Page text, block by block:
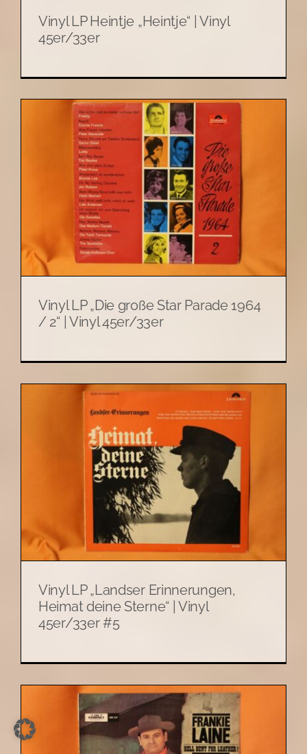
Vinyl LP Heintje „Heintje“ | Vinyl
45er/33er
Vinyl LP „Die große Star Parade 1964
/ 2“ | Vinyl 45er/33er
Vinyl LP „Landser Erinnerungen,
Heimat deine Sterne“ | Vinyl
45er/33er #5